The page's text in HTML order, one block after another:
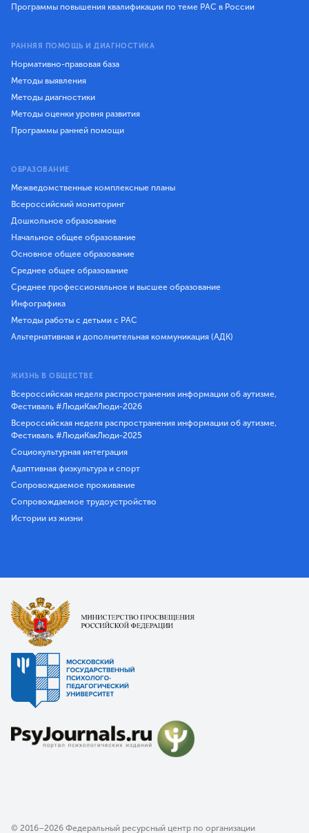
Программы повышения квалификации по теме РАС в России
РАННЯЯ ПОМОЩЬ И ДИАГНОСТИКА
Нормативно-правовая база
Методы выявления
Методы диагностики
Методы оценки уровня развития
Программы ранней помощи
ОБРАЗОВАНИЕ
Межведомственные комплексные планы
Всероссийский мониторинг
Дошкольное образование
Начальное общее образование
Основное общее образование
Среднее общее образование
Среднее профессиональное и высшее образование
Инфографика
Методы работы с детьми с РАС
Альтернативная и дополнительная коммуникация (АДК)
ЖИЗНЬ В ОБЩЕСТВЕ
Всероссийская неделя распространения информации об аутизме,
Фестиваль #ЛюдиКакЛюди-2026
Всероссийская неделя распространения информации об аутизме,
Фестиваль #ЛюдиКакЛюди-2025
Социокультурная интеграция
Адаптивная физкультура и спорт
Сопровождаемое проживание
Сопровождаемое трудоустройство
Истории из жизни
© 2016–2026 Федеральный ресурсный центр по организации